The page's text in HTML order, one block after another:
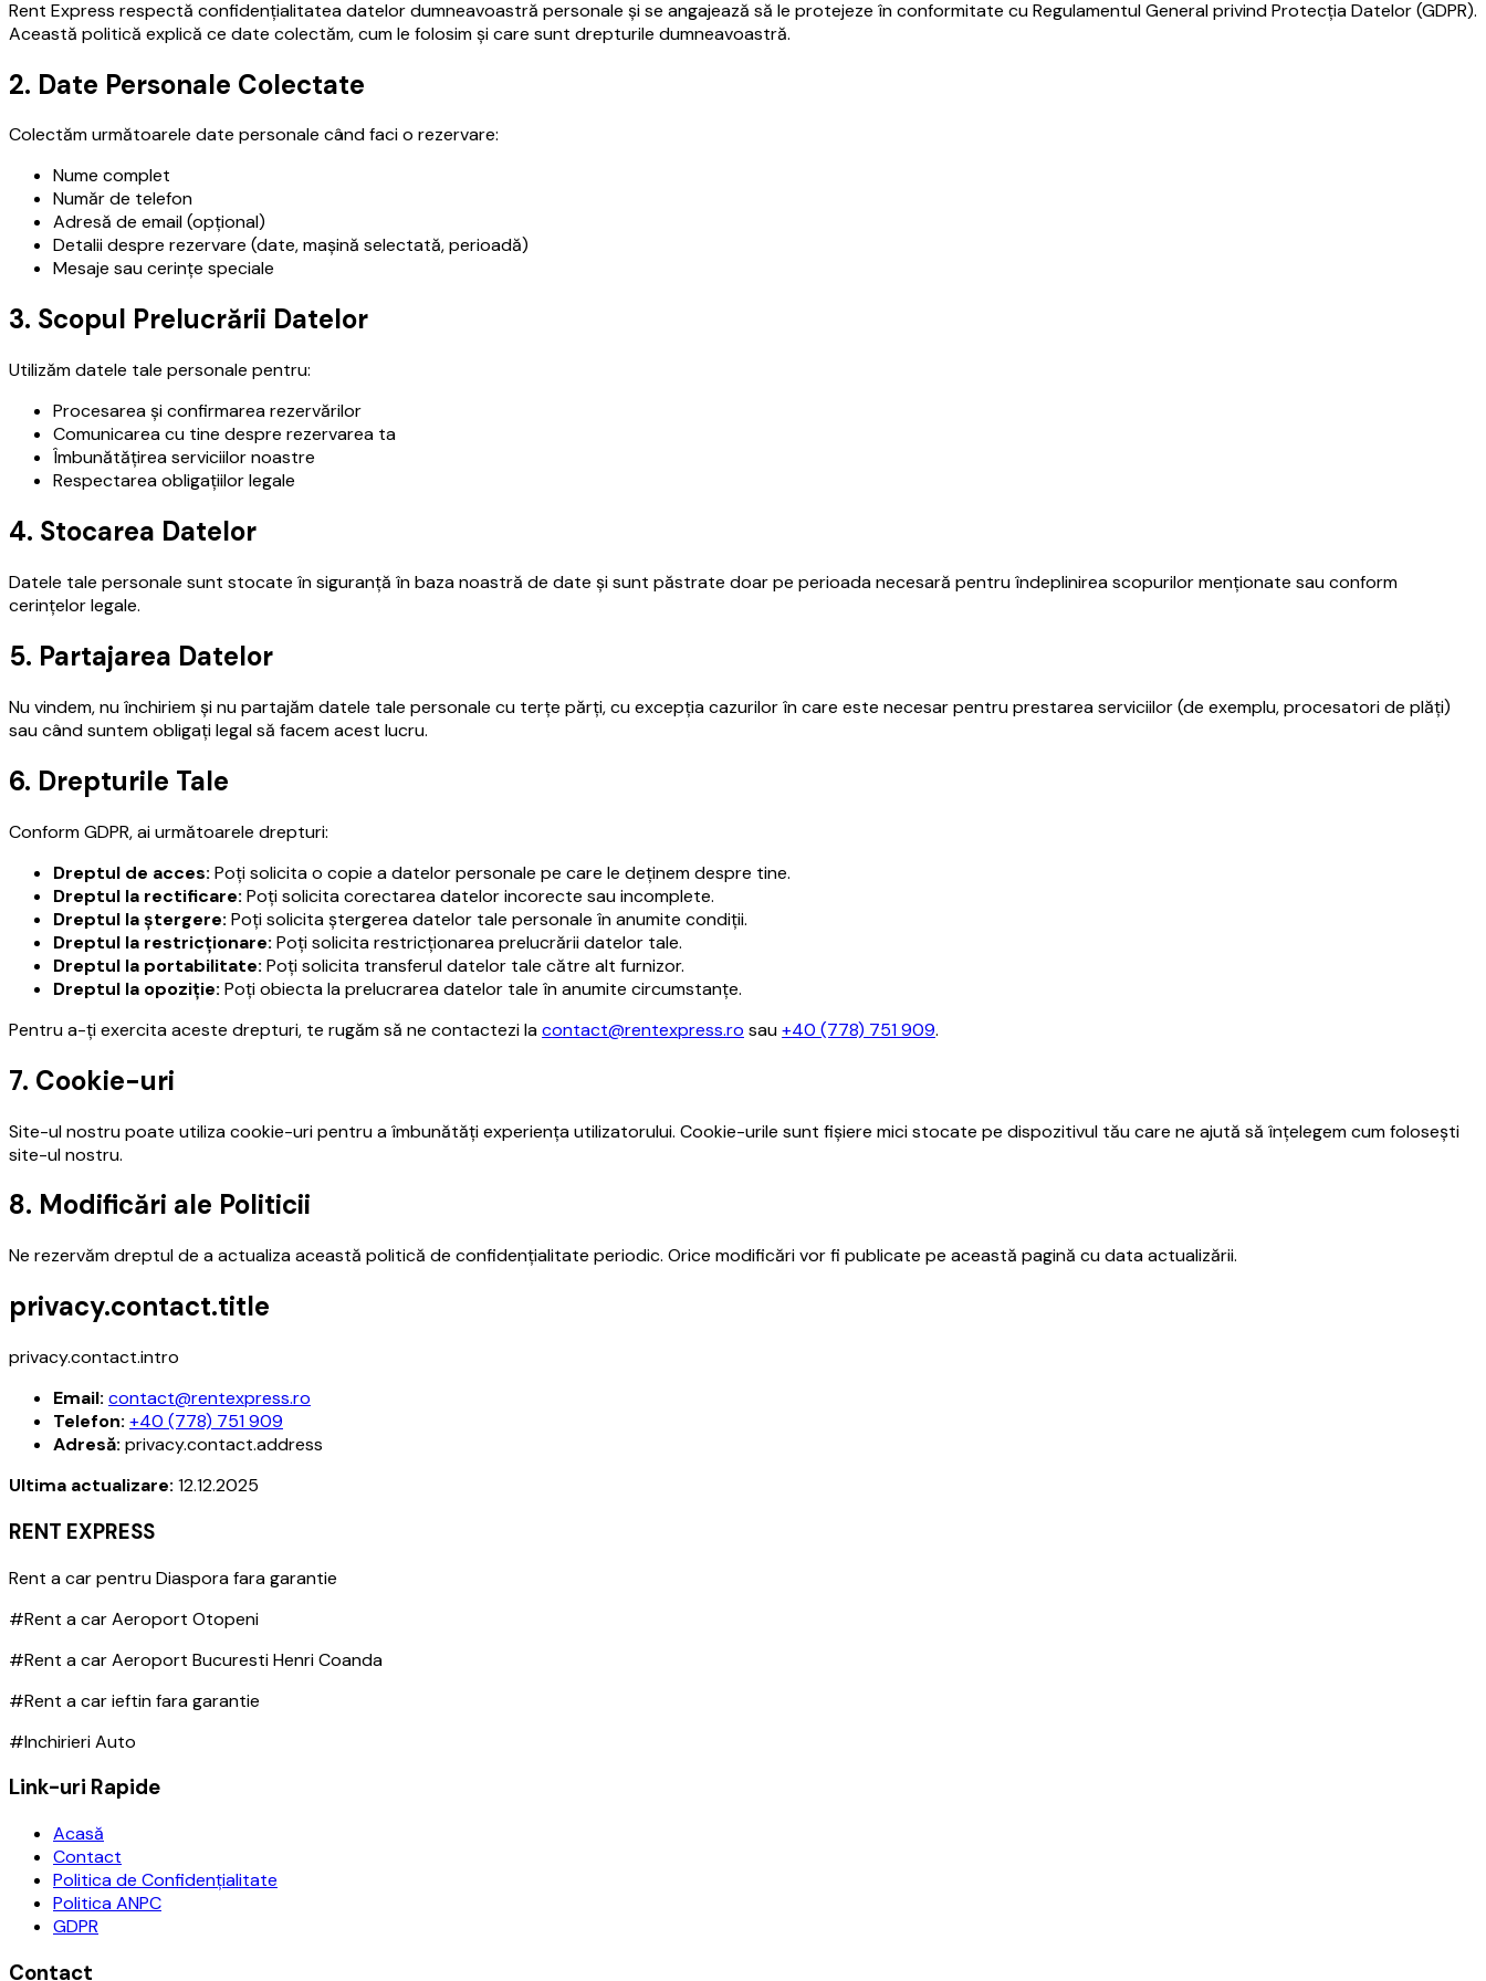
Rent Express respectă confidențialitatea datelor dumneavoastră personale și se angajează să le protejeze în conformitate cu Regulamentul General privind Protecția Datelor (GDPR).
Această politică explică ce date colectăm, cum le folosim și care sunt drepturile dumneavoastră.
2. Date Personale Colectate
Colectăm următoarele date personale când faci o rezervare:
Nume complet
Număr de telefon
Adresă de email (opțional)
Detalii despre rezervare (date, mașină selectată, perioadă)
Mesaje sau cerințe speciale
3. Scopul Prelucrării Datelor
Utilizăm datele tale personale pentru:
Procesarea și confirmarea rezervărilor
Comunicarea cu tine despre rezervarea ta
Îmbunătățirea serviciilor noastre
Respectarea obligațiilor legale
4. Stocarea Datelor
Datele tale personale sunt stocate în siguranță în baza noastră de date și sunt păstrate doar pe perioada necesară pentru îndeplinirea scopurilor menționate sau conform
cerințelor legale.
5. Partajarea Datelor
Nu vindem, nu închiriem și nu partajăm datele tale personale cu terțe părți, cu excepția cazurilor în care este necesar pentru prestarea serviciilor (de exemplu, procesatori de plăți)
sau când suntem obligați legal să facem acest lucru.
6. Drepturile Tale
Conform GDPR, ai următoarele drepturi:
Dreptul de acces: Poți solicita o copie a datelor personale pe care le deținem despre tine.
Dreptul la rectificare: Poți solicita corectarea datelor incorecte sau incomplete.
Dreptul la ștergere: Poți solicita ștergerea datelor tale personale în anumite condiții.
Dreptul la restricționare: Poți solicita restricționarea prelucrării datelor tale.
Dreptul la portabilitate: Poți solicita transferul datelor tale către alt furnizor.
Dreptul la opoziție: Poți obiecta la prelucrarea datelor tale în anumite circumstanțe.
Pentru a-ți exercita aceste drepturi, te rugăm să ne contactezi lacontact@rentexpress.ro sau+40 (778) 751 909.
7. Cookie-uri
Site-ul nostru poate utiliza cookie-uri pentru a îmbunătăți experiența utilizatorului. Cookie-urile sunt fișiere mici stocate pe dispozitivul tău care ne ajută să înțelegem cum folosești
site-ul nostru.
8. Modificări ale Politicii
Ne rezervăm dreptul de a actualiza această politică de confidențialitate periodic. Orice modificări vor fi publicate pe această pagină cu data actualizării.
privacy.contact.title
privacy.contact.intro
Email: contact@rentexpress.ro
Telefon: +40 (778) 751 909
Adresă: privacy.contact.address
Ultima actualizare: 12.12.2025
RENT EXPRESS
Rent a car pentru Diaspora fara garantie
#Rent a car Aeroport Otopeni
#Rent a car Aeroport Bucuresti Henri Coanda
#Rent a car ieftin fara garantie
#Inchirieri Auto
Link-uri Rapide
Acasă
Contact
Politica de Confidențialitate
Politica ANPC
GDPR
Contact